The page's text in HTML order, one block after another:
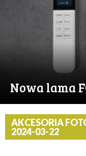
Nowa lama
AKCESORIA
2024-03-22